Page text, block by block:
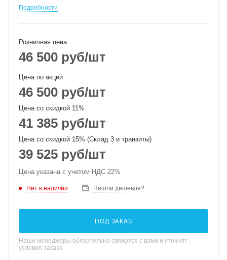
Подробности
Розничная цена
46 500 руб/шт
Цена по акции
46 500 руб/шт
Цена со скидкой 11%
41 385 руб/шт
Цена со скидкой 15% (Склад 3 и транзиты)
39 525 руб/шт
Цена указана с учетом НДС 22%
Нет в наличии Нашли дешевле?
ПОД ЗАКАЗ
Наши менеджеры обязательно свяжутся с вами и уточнят
условия заказа